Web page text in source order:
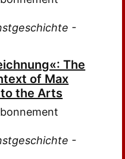
-
The
of Max
the Arts
-